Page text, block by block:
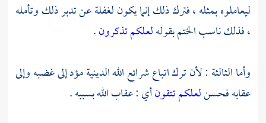
ليعاملوه بمثله ، فترك ذلك إنما يكون لغفلة عن تدبر ذلك وتأمله
، فذلك ناسب الختم بقولهلعلكم تذكرون.
وأما الثالثة : لأن ترك اتباع شرائع الله الدينية مؤد إلى غضبه وإلى
عقابه فحسنلعلكم تتقونأي : عقاب الله بسببه .